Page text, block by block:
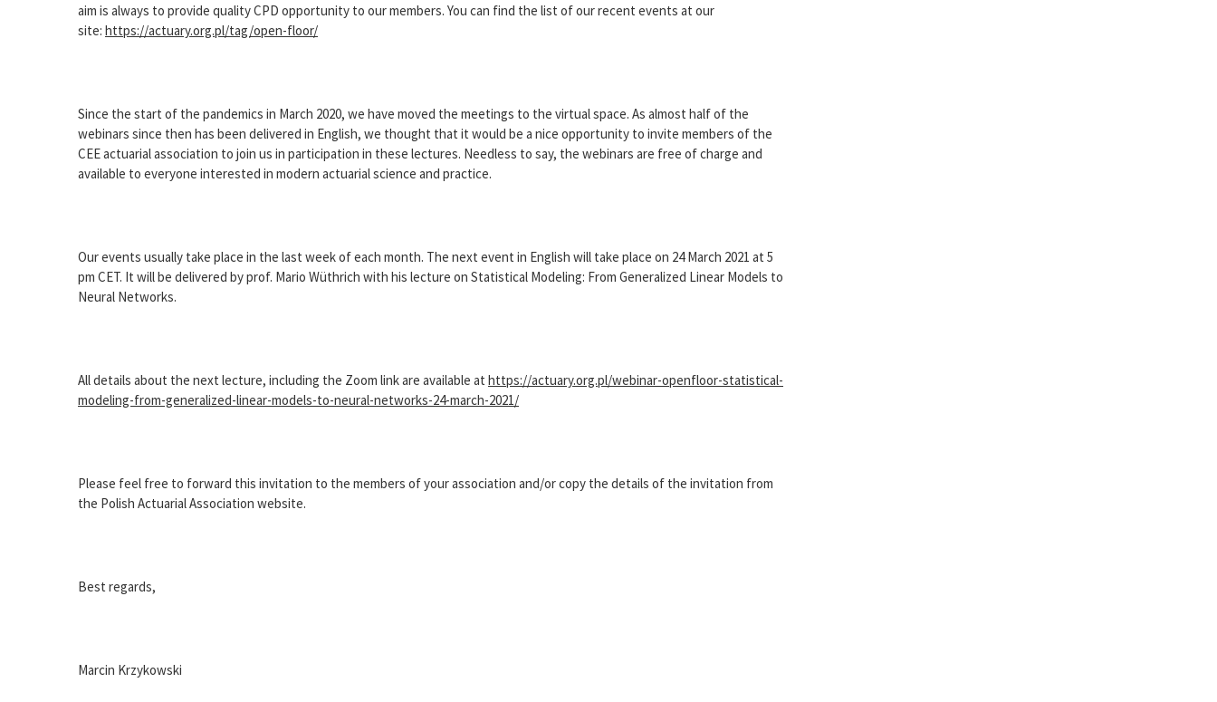
aim is always to provide quality CPD opportunity to our members. You can find the list of our recent events at our
site: https://actuary.org.pl/tag/open-floor/
Since the start of the pandemics in March 2020, we have moved the meetings to the virtual space. As almost half of the
webinars since then has been delivered in English, we thought that it would be a nice opportunity to invite members of the
CEE actuarial association to join us in participation in these lectures. Needless to say, the webinars are free of charge and
available to everyone interested in modern actuarial science and practice.
Our events usually take place in the last week of each month. The next event in English will take place on 24 March 2021 at 5
pm CET. It will be delivered by prof. Mario Wüthrich with his lecture on Statistical Modeling: From Generalized Linear Models to
Neural Networks.
All details about the next lecture, including the Zoom link are available at https://actuary.org.pl/webinar-openfloor-statistical-
modeling-from-generalized-linear-models-to-neural-networks-24-march-2021/
Please feel free to forward this invitation to the members of your association and/or copy the details of the invitation from
the Polish Actuarial Association website.
Best regards,
Marcin Krzykowski